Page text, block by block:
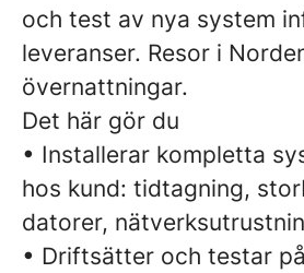
och test av nya system
leveranser. Resor i
övernattningar.
Det här gör du
• Installerar kompletta
hos kund: tidtagning,
datorer,
• Driftsätter och testar